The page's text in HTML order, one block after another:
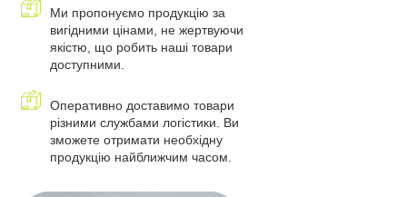
Ми пропонуємо продукцію за
вигідними цінами, не жертвуючи
якістю, що робить наші товари
доступними.
Оперативно доставимо товари
різними службами логістики. Ви
зможете отримати необхідну
продукцію найближчим часом.